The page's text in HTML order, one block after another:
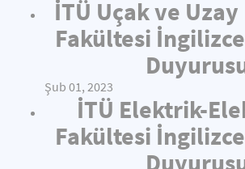
İTÜ Uçak ve
Fakültesi
Şub 01, 2023
İTÜ Elektrik-
Fakültesi